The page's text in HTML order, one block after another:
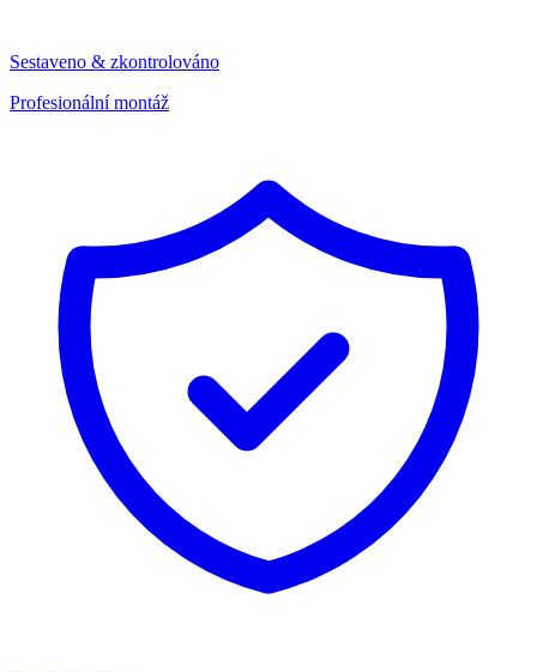
Sestaveno & zkontrolováno
Profesionální montáž